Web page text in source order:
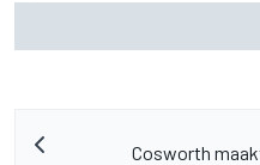
Cosworth